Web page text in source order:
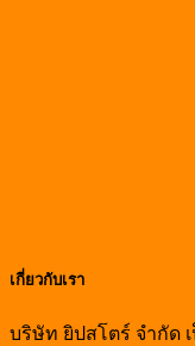
เกี่ยวกับเรา
บริษัท ยิปสโตร์ จำกัด